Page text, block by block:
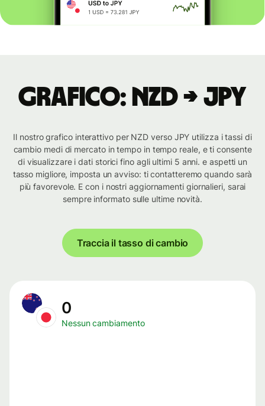
Grafico: NZD → JPY
Il nostro grafico interattivo per NZD verso JPY utilizza i tassi di
cambio medi di mercato in tempo in tempo reale, e ti consente
di visualizzare i dati storici fino agli ultimi 5 anni. e aspetti un
tasso migliore, imposta un avviso: ti contatteremo quando sarà
più favorevole. E con i nostri aggiornamenti giornalieri, sarai
sempre informato sulle ultime novità.
Traccia il tasso di cambio
0
Nessun cambiamento